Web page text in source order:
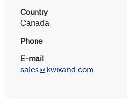
Country
Canada
Phone
E-mail
sales@kwixand.com